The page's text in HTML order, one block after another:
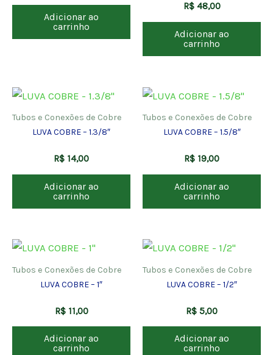
Adicionar ao
carrinho
R$48,00
Adicionar ao
carrinho
Tubos e Conexões de Cobre
LUVA COBRE – 1.3/8″
R$ 14,00
Adicionar ao
carrinho
Tubos e Conexões de Cobre
LUVA COBRE – 1.5/8″
R$ 19,00
Adicionar ao
carrinho
Tubos e Conexões de Cobre
LUVA COBRE – 1″
R$11,00
Adicionar ao
carrinho
Tubos e Conexões de Cobre
LUVA COBRE – 1/2″
R$ 5,00
Adicionar ao
carrinho